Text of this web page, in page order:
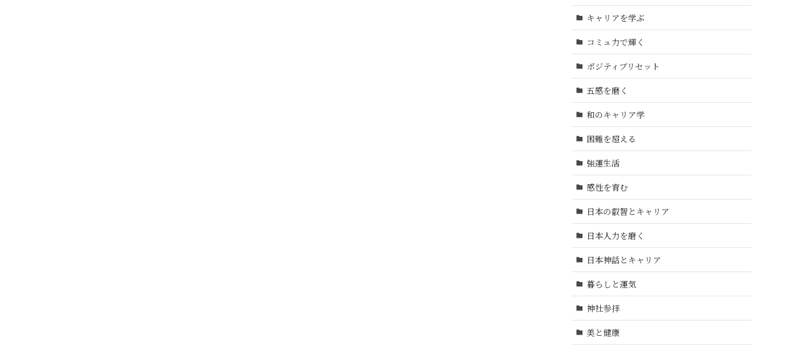
キャリアを学ぶ
コミュ力で輝く
ポジティブリセット
五感を磨く
和のキャリア学
困難を超える
強運生活
感性を育む
日本の叡智とキャリア
日本人力を磨く
日本神話とキャリア
暮らしと運気
神社参拝
美と健康